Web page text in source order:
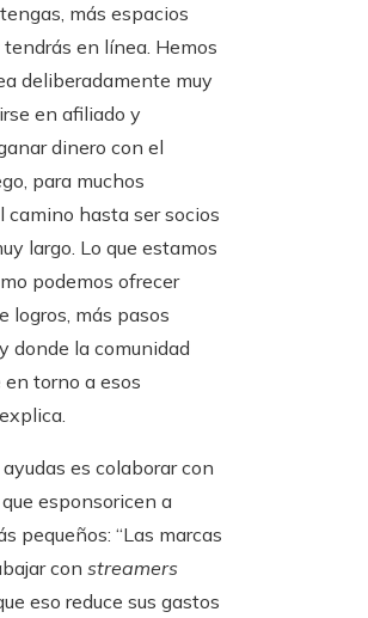
más espacios
tendrás en línea. Hemos
deliberadamente muy
en afiliado y
dinero con el
para muchos
camino hasta ser socios
largo. Lo que estamos
podemos ofrecer
logros, más pasos
donde la comunidad
en torno a esos
es colaborar con
esponsoricen a
pequeños: “Las marcas
con streamers
eso reduce sus gastos